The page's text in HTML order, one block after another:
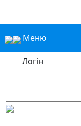
Меню
Логін